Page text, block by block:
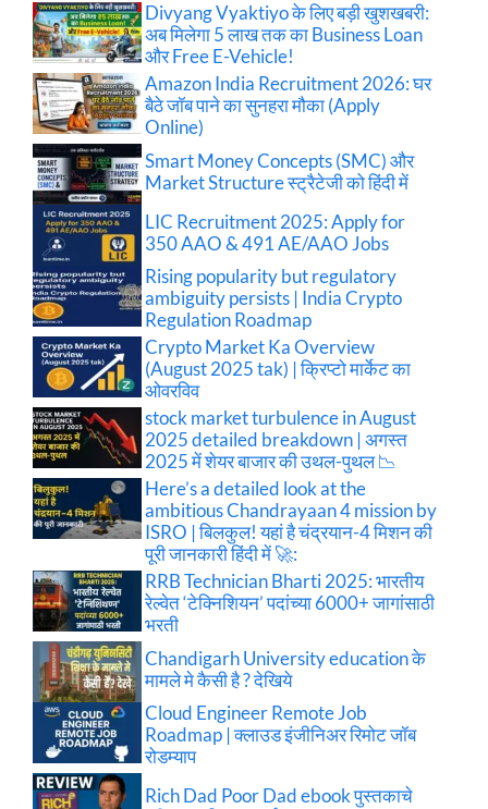
Divyang Vyaktiyo के लिए बड़ी खुशखबरी:
अब मिलेगा 5 लाख तक का Business Loan
और Free E-Vehicle!
Amazon India Recruitment 2026: घर
बैठे जॉब पाने का सुनहरा मौका (Apply
Online)
Smart Money Concepts (SMC) और
Market Structure स्ट्रैटेजी को हिंदी में
LIC Recruitment 2025: Apply for
350 AAO & 491 AE/AAO Jobs
Rising popularity but regulatory
ambiguity persists | India Crypto
Regulation Roadmap
Crypto Market Ka Overview
(August 2025 tak) | क्रिप्टो मार्केट का
ओवरविव
stock market turbulence in August
2025 detailed breakdown | अगस्त
2025 में शेयर बाजार की उथल-पुथल 📉
Here’s a detailed look at the
ambitious Chandrayaan 4 mission by
ISRO | बिलकुल! यहां है चंद्रयान-4 मिशन की
पूरी जानकारी हिंदी में 🚀:
RRB Technician Bharti 2025: भारतीय
रेल्वेत ‘टेक्निशियन’ पदांच्या 6000+ जागांसाठी
भरती
Chandigarh University education के
मामले मे कैसी है ? देखिये
Cloud Engineer Remote Job
Roadmap | क्लाउड इंजीनिअर रिमोट जॉब
रोडम्याप
Rich Dad Poor Dad ebook पुस्तकाचे